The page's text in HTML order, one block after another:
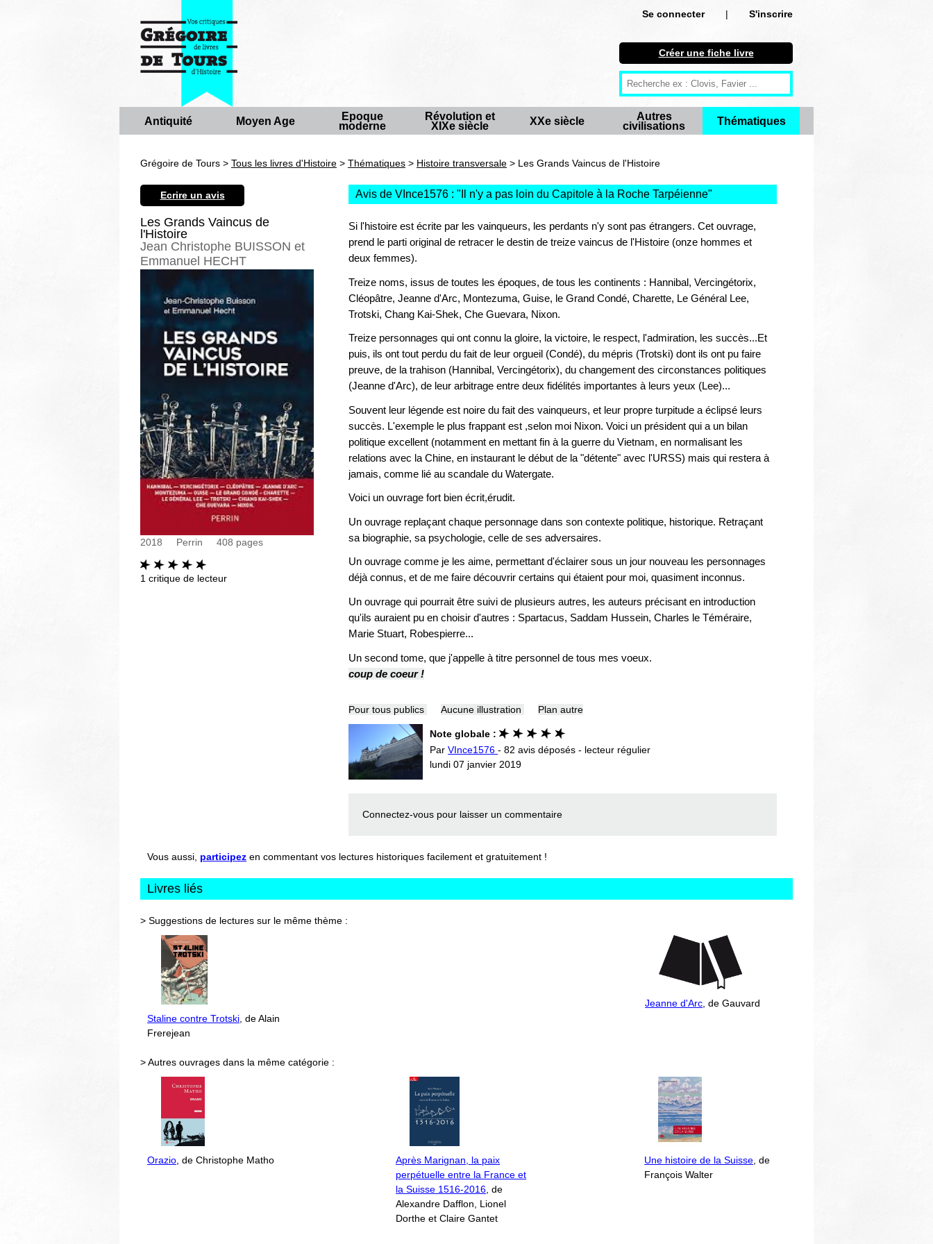
Se connecter |
S'inscrire
S'inscrire
Créer une fiche livre
Antiquité
Moyen Age
Epoque moderne
XXe siècle
Autres civilisations
Créer une fiche livre
Antiquité Moyen Age
Epoque
moderne
Révolution et
XIXe siècle
XXe siècle
Autres
civilisations
Thématiques
Grégoire de Tours > Tous les livres d'Histoire > Thématiques > Histoire transversale > Les Grands Vaincus de l'Histoire
Ecrire un avis
Les Grands Vaincus de
l'Histoire
Jean Christophe BUISSON et
Emmanuel HECHT
2018 Perrin 408 pages
1 critique de lecteur
Avis de VInce1576 : " Il n'y a pas loin du Capitole à la Roche Tarpéienne"
Si l'histoire est écrite par les vainqueurs, les perdants n'y sont pas étrangers. Cet ouvrage,
prend le parti original de retracer le destin de treize vaincus de l'Histoire (onze hommes et
deux femmes).
Treize noms, issus de toutes les époques, de tous les continents : Hannibal, Vercingétorix,
Cléopâtre, Jeanne d'Arc, Montezuma, Guise, le Grand Condé, Charette, Le Général Lee,
Trotski, Chang Kai-Shek, Che Guevara, Nixon.
Treize personnages qui ont connu la gloire, la victoire, le respect, l'admiration, les succès...Et
puis, ils ont tout perdu du fait de leur orgueil (Condé), du mépris (Trotski) dont ils ont pu faire
preuve, de la trahison (Hannibal, Vercingétorix), du changement des circonstances politiques
(Jeanne d'Arc), de leur arbitrage entre deux fidélités importantes à leurs yeux (Lee)...
Souvent leur légende est noire du fait des vainqueurs, et leur propre turpitude a éclipsé leurs
succès. L'exemple le plus frappant est ,selon moi Nixon. Voici un président qui a un bilan
politique excellent (notamment en mettant fin à la guerre du Vietnam, en normalisant les
relations avec la Chine, en instaurant le début de la "détente" avec l'URSS) mais qui restera à
jamais, comme lié au scandale du Watergate.
Voici un ouvrage fort bien écrit,érudit.
Un ouvrage replaçant chaque personnage dans son contexte politique, historique. Retraçant
sa biographie, sa psychologie, celle de ses adversaires.
Un ouvrage comme je les aime, permettant d'éclairer sous un jour nouveau les personnages
déjà connus, et de me faire découvrir certains qui étaient pour moi, quasiment inconnus.
Un ouvrage qui pourrait être suivi de plusieurs autres, les auteurs précisant en introduction
qu'ils auraient pu en choisir d'autres : Spartacus, Saddam Hussein, Charles le Téméraire,
Marie Stuart, Robespierre...
Un second tome, que j'appelle à titre personnel de tous mes voeux.
coup de coeur !
Pour tous publics Aucune illustration Plan autre
Note globale :
ParVInce1576- 82 avis déposés - lecteur régulier
lundi 07 janvier 2019
Connectez-vous pour laisser un commentaire
Vous aussi, participez en commentant vos lectures historiques facilement et gratuitement !
Livres liés
> Suggestions de lectures sur le même thème :
Staline contre Trotski , de Alain
Frerejean
Jeanne d'Arc , de Gauvard
> Autres ouvrages dans la même catégorie :
Orazio , de Christophe Matho
Après Marignan, la paix
perpétuelle entre la France et
la Suisse 1516-2016 , de
Alexandre Dafflon, Lionel
Dorthe et Claire Gantet
Une histoire de la Suisse , de
François Walter